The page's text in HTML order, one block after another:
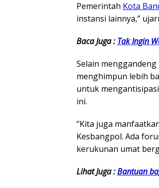
Pemerintah Kota
instansi lainnya,”
Baca Juga :Tak Ingin
Selain
menghimpun lebih
untuk
ini.
“Kita juga
Kesbangpol. Ada
kerukunan umat
Lihat Juga :Bantuan